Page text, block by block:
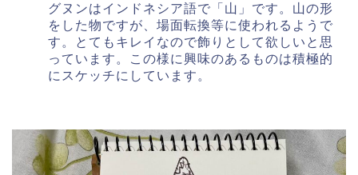
グヌンはインドネシア語で「山」です。山の形
をした物ですが、場面転換等に使われるようで
す。とてもキレイなので飾りとして欲しいと思
っています。この様に興味のあるものは積極的
にスケッチにしています。